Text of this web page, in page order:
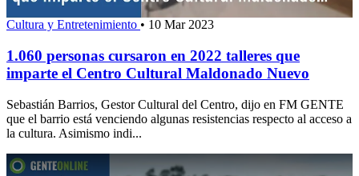
Cultura y Entretenimiento • 10 Mar 2023
1.060 personas cursaron en 2022 talleres que
imparte el Centro Cultural Maldonado Nuevo
Sebastián Barrios, Gestor Cultural del Centro, dijo en FM GENTE
que el barrio está venciendo algunas resistencias respecto al acceso a
la cultura. Asimismo indi...